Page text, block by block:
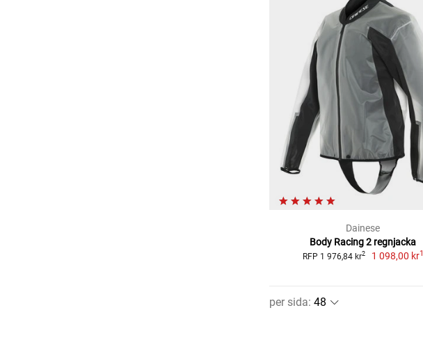
Dainese
Body Racing 2 regnjacka
RFP 1 976,84 kr2 1 098,00 kr1
per sida: